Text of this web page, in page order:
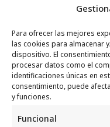
Para ofrecer las mejores
las cookies para almacenar
dispositivo. El
procesar datos como el
identificaciones únicas en
consentimiento, puede
y funciones.
Funcional
SERVICIOS
Recogida e intercambio
Política de privacidad